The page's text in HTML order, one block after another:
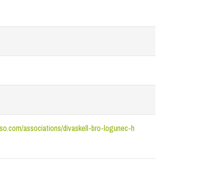
associations/divaskell-bro-logunec-h